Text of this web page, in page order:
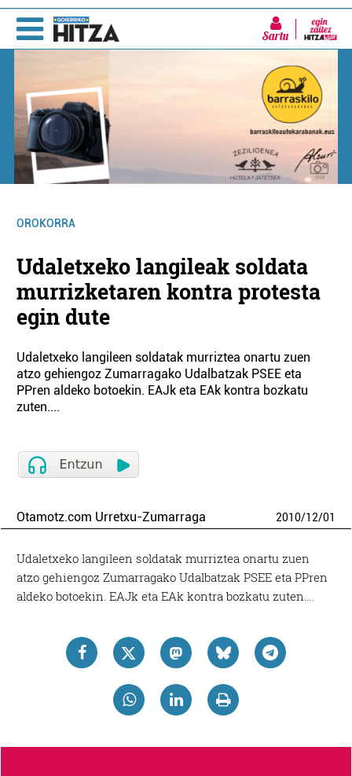
Sartu
OROKORRA
Udaletxeko langileak soldata
murrizketaren kontra protesta
egin dute
Udaletxeko langileen soldatak murriztea onartu zuen
atzo gehiengoz Zumarragako Udalbatzak PSEE eta
PPren aldeko botoekin. EAJk eta EAk kontra bozkatu
zuten....
Otamotz.com Urretxu-Zumarraga 2010/12/01
Udaletxeko langileen soldatak murriztea onartu zuen
atzo gehiengoz Zumarragako Udalbatzak PSEE eta PPren
aldeko botoekin. EAJk eta EAk kontra bozkatu zuten….